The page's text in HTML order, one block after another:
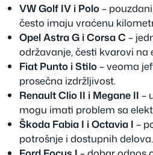
VW Golf IV i Polo–
često imaju vraćenu
Opel Astra G i Corsa C –
održavanje, česti kvarovi na
Fiat Punto i Stilo– veoma
prosečna izdržljivost.
Renault Clio II i Megane II –
mogu imati problem sa
Škoda Fabia I i Octavia I –
potrošnje i dostupnih delova.